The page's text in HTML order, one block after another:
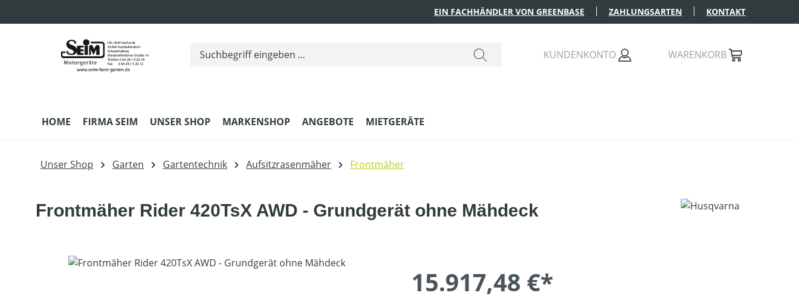
EIN FACHHÄNDLER VON GREENBASE ZAHLUNGSARTEN KONTAKT
KUNDENKONTO WARENKORB
HOME FIRMA SEIM UNSER SHOP MARKENSHOP ANGEBOTE MIETGERÄTE
Unser Shop Garten Gartentechnik Aufsitzrasenmäher Frontmäher
Frontmäher Rider 420TsX AWD - Grundgerät ohne Mähdeck
Bildergalerie überspringen
15.917,48 €*